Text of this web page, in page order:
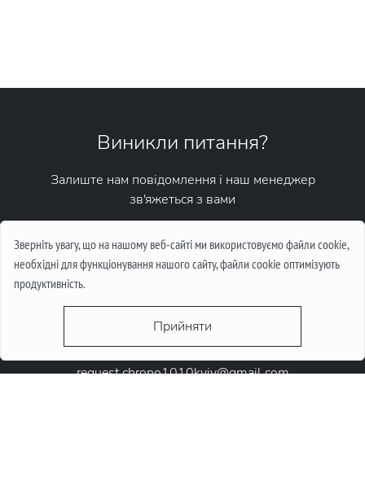
Зверніть увагу, що на нашому веб-сайті ми використовуємо файли cookie,
необхідні для функціонування нашого сайту, файли cookie оптимізують
продуктивність.
Прийняти
request.chrono1010kyiv@gmail.com
Виникли питання?
Залиште нам повідомлення і наш менеджер
зв'яжеться з вами
Написати повідомлення